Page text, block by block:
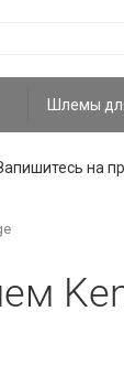
Шлемы
на